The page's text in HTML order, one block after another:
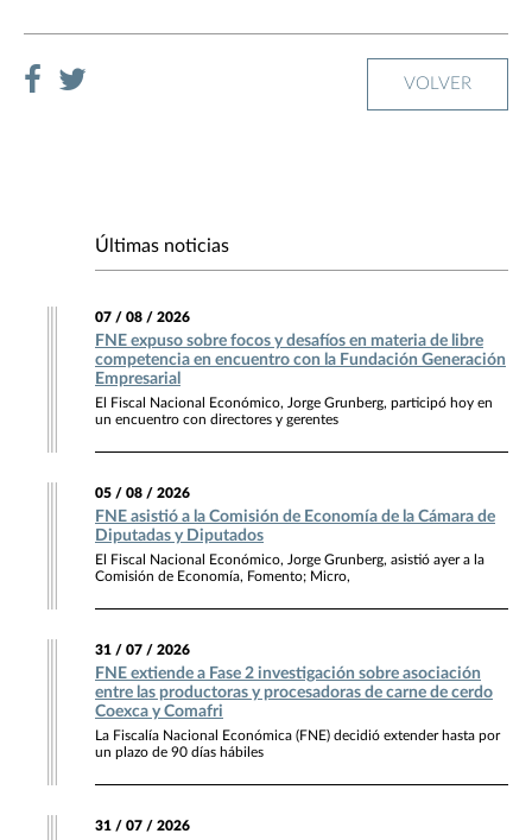
VOLVER
Últimas noticias
07 / 08 / 2026
FNE expuso sobre focos y desafíos en materia de libre
competencia en encuentro con la Fundación Generación
Empresarial
El Fiscal Nacional Económico, Jorge Grunberg, participó hoy en
un encuentro con directores y gerentes
05 / 08 / 2026
FNE asistió a la Comisión de Economía de la Cámara de
Diputadas y Diputados
El Fiscal Nacional Económico, Jorge Grunberg, asistió ayer a la
Comisión de Economía, Fomento; Micro,
31 / 07 / 2026
FNE extiende a Fase 2 investigación sobre asociación
entre las productoras y procesadoras de carne de cerdo
Coexca y Comafri
La Fiscalía Nacional Económica (FNE) decidió extender hasta por
un plazo de 90 días hábiles
31 / 07 / 2026